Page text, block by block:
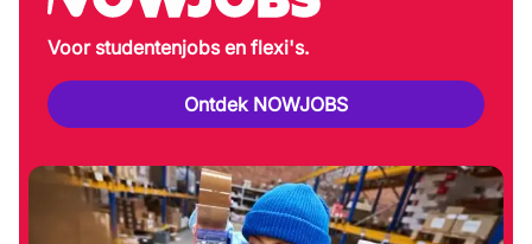
Voor studentenjobs en flexi's.
Ontdek NOWJOBS